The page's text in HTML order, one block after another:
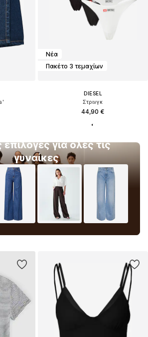
για όλες τις
γυναίκες
Νέα
Πακέτο 3 τεμαχίων
DIESEL
Στρινγκ
44,90 €